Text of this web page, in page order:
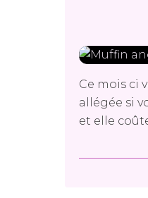
Ce mois ci
allégée si
et elle